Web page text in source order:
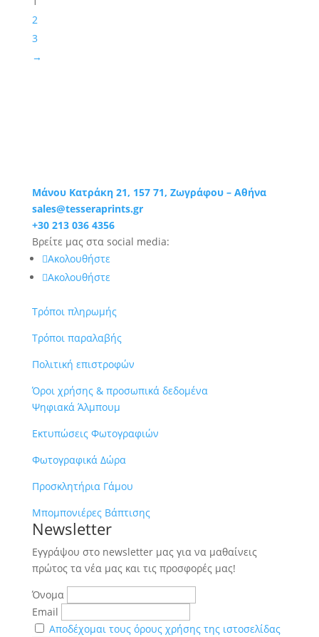
2
3
→
Μάνου Κατράκη 21, 157 71, Ζωγράφου – Αθήνα
sales@tesseraprints.gr
+30 213 036 4356
Βρείτε μας στα social media:
Ακολουθήστε
Ακολουθήστε
Τρόποι πληρωμής
Τρόποι παραλαβής
Πολιτική επιστροφών
Όροι χρήσης & προσωπικά δεδομένα
Ψηφιακά Άλμπουμ
Εκτυπώσεις Φωτογραφιών
Φωτογραφικά Δώρα
Προσκλητήρια Γάμου
Μπομπονιέρες Βάπτισης
Newsletter
Εγγράψου στο newsletter μας για να μαθαίνεις
πρώτος τα νέα μας και τις προσφορές μας!
Όνομα
Email
Αποδέχομαι τους όρους χρήσης της ιστοσελίδας